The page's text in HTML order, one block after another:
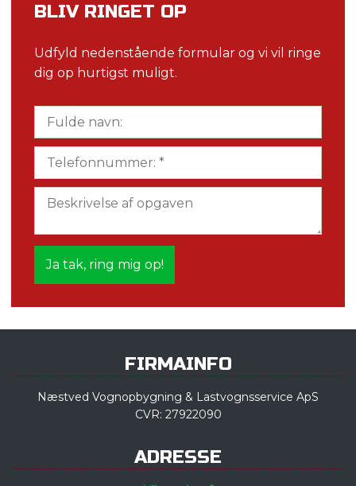
BLIV RINGET OP​
Udfyld nedenstående formular og vi vil ringe
dig op hurtigst muligt.
​FIRMAINFO
​Næstved Vognopbygning & Lastvognsservice ApS
CVR: 27922090
​ADRESSE